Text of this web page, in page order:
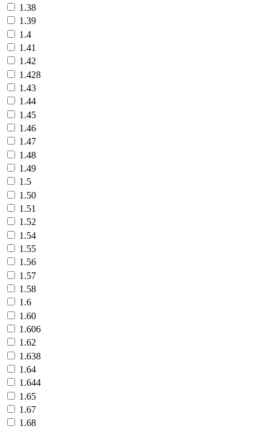
1.38
1.39
1.4
1.41
1.42
1.428
1.43
1.44
1.45
1.46
1.47
1.48
1.49
1.5
1.50
1.51
1.52
1.54
1.55
1.56
1.57
1.58
1.6
1.60
1.606
1.62
1.638
1.64
1.644
1.65
1.67
1.68